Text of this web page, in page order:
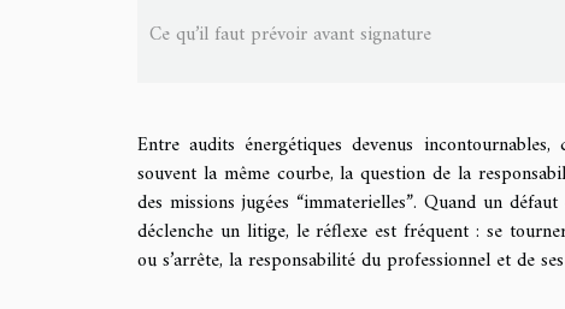
Ce qu’il faut prévoir avant signature
Entre audits énergétiques devenus
souvent la même courbe, la question de la
des missions jugées “immaterielles”. Quand un
déclenche un litige, le réflexe est fréquent : se
ou s’arrête, la responsabilité du professionnel et de